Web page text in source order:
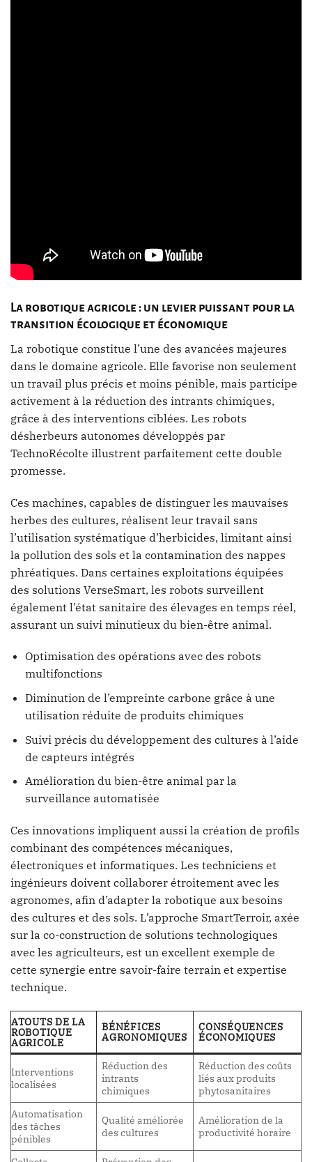
La robotique agricole : un levier puissant pour la
transition écologique et économique
La robotique constitue l’une des avancées majeures
dans le domaine agricole. Elle favorise non seulement
un travail plus précis et moins pénible, mais participe
activement à la réduction des intrants chimiques,
grâce à des interventions ciblées. Les robots
désherbeurs autonomes développés par
TechnoRécolte illustrent parfaitement cette double
promesse.
Ces machines, capables de distinguer les mauvaises
herbes des cultures, réalisent leur travail sans
l’utilisation systématique d’herbicides, limitant ainsi
la pollution des sols et la contamination des nappes
phréatiques. Dans certaines exploitations équipées
des solutions VerseSmart, les robots surveillent
également l’état sanitaire des élevages en temps réel,
assurant un suivi minutieux du bien-être animal.
Optimisation des opérations avec des robots
multifonctions
Diminution de l’empreinte carbone grâce à une
utilisation réduite de produits chimiques
Suivi précis du développement des cultures à l’aide
de capteurs intégrés
Amélioration du bien-être animal par la
surveillance automatisée
Ces innovations impliquent aussi la création de profils
combinant des compétences mécaniques,
électroniques et informatiques. Les techniciens et
ingénieurs doivent collaborer étroitement avec les
agronomes, afin d’adapter la robotique aux besoins
des cultures et des sols. L’approche SmartTerroir, axée
sur la co-construction de solutions technologiques
avec les agriculteurs, est un excellent exemple de
cette synergie entre savoir-faire terrain et expertise
technique.
ATOUTS DE LA
ROBOTIQUE
AGRICOLE
BÉNÉFICES
AGRONOMIQUES
CONSÉQUENCES
ÉCONOMIQUES
Interventions
localisées
Réduction des
intrants
chimiques
Réduction des coûts
liés aux produits
phytosanitaires
Automatisation
des tâches
pénibles
Qualité améliorée
des cultures
Amélioration de la
productivité horaire